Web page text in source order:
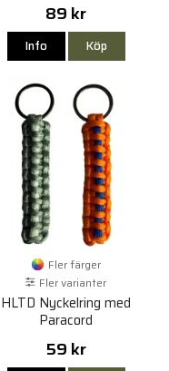
89 kr
Info Köp
Fler färger
Fler varianter
HLTD Nyckelring med
Paracord
59 kr